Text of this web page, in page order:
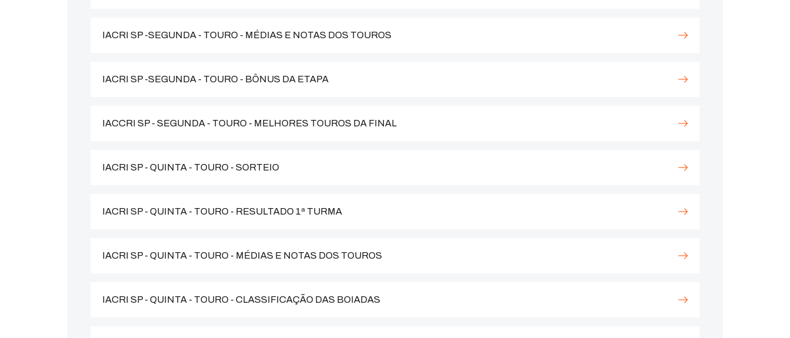
IACRI SP -SEGUNDA - TOURO - MÉDIAS E NOTAS DOS TOUROS
IACRI SP -SEGUNDA - TOURO - BÔNUS DA ETAPA
IACCRI SP - SEGUNDA - TOURO - MELHORES TOUROS DA FINAL
IACRI SP - QUINTA - TOURO - SORTEIO
IACRI SP - QUINTA - TOURO - RESULTADO 1ª TURMA
IACRI SP - QUINTA - TOURO - MÉDIAS E NOTAS DOS TOUROS
IACRI SP - QUINTA - TOURO - CLASSIFICAÇÃO DAS BOIADAS